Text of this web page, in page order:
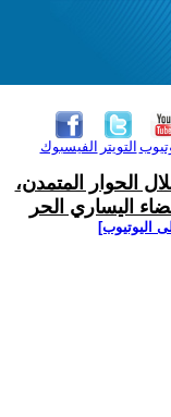
الفيسبوك التويتر
الحوار المتمدن،
اليساري الحر
اليوتيوب]